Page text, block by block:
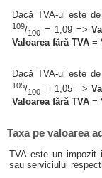
Dacă TVA-ul este
109/100 = 1,09 =>
Valoarea fără TVA =
Dacă TVA-ul este
105/100 = 1,05 =>
Valoarea fără TVA =
Taxa pe valoarea
TVA este un impozit
sau serviciului